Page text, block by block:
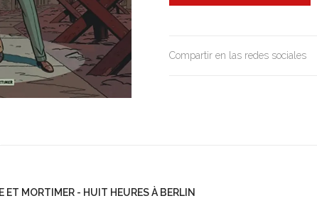
Compartir en las redes sociales
ET MORTIMER - HUIT HEURES À BERLIN